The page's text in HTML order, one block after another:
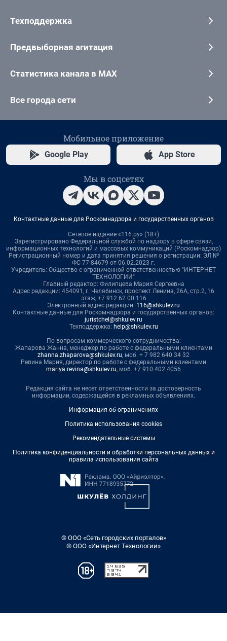
Техподдержка
Предвыборная агитация
Статистика канала в MAX
Все города сети
Мобильное приложение
Google Play App Store
Мы в соцсетях
Контактные данные для Роскомнадзора и государственных органов
Сетевое издание «116.ру» (18+)
Зарегистрировано Федеральной службой по надзору в сфере связи,
информационных технологий и массовых коммуникаций (Роскомнадзор)
Регистрационный номер и дата принятия решения о регистрации: ЭЛ №
ФС 77-84679 от 06.02.2023 г.
Учредитель: Общество с ограниченной ответственностью "ИНТЕРНЕТ
ТЕХНОЛОГИИ"
Главный редактор: Филипцева Мария Сергеевна
Адрес редакции: 454091, г. Челябинск, проспект Ленина, 26А, стр.2, 16
этаж, +7 912 62 00 116
Электронный адрес редакции: 116@shkulev.ru
Контактные данные для Роскомнадзора и государственных органов:
juristchel@shkulev.ru
Техподдержка: help@shkulev.ru
По вопросам коммерческого сотрудничества:
Жапарова Жанна, менеджер по работе с федеральными клиентами
zhanna.zhaparova@shkulev.ru, моб. + 7 982 640 34 32
Ревина Мария, директор по работе с федеральными клиентами
mariya.revina@shkulev.ru, моб. +7 910 402 4056
Редакция сайта не несет ответственности за достоверность
информации, содержащейся в рекламных объявлениях.
Информация об ограничениях
Политика использования cookies
Рекомендательные системы
Политика конфиденциальности и обработки персональных данных и
правила использования сайта
© ООО «Сеть городских порталов»
© ООО «Интернет Технологии»